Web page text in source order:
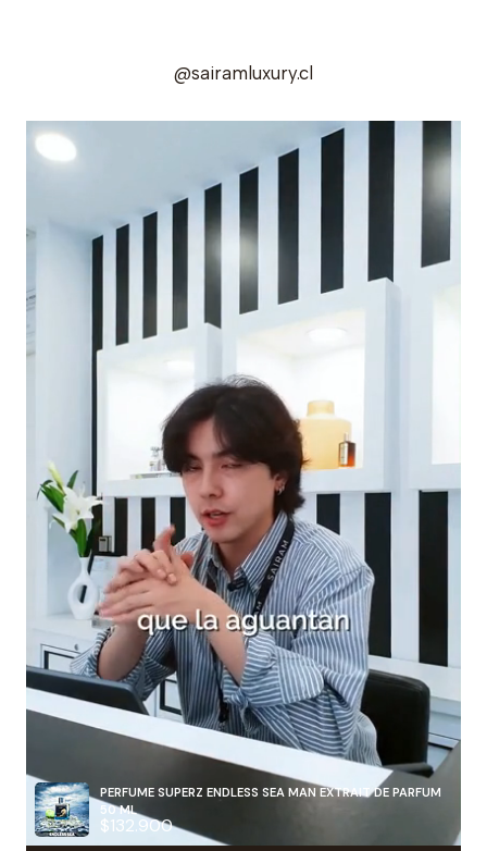
@sairamluxury.cl
PERFUME SUPERZ ENDLESS SEA MAN EXTRAIT DE PARFUM
50 ML
$132.900